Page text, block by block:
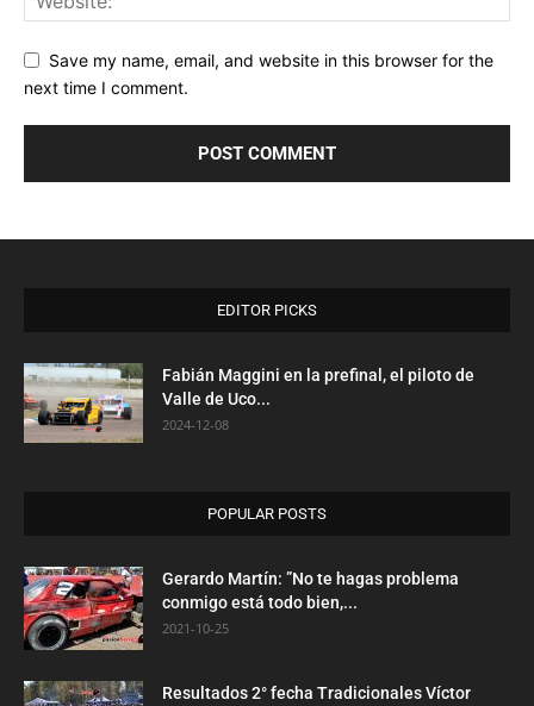
Save my name, email, and website in this browser for the
next time I comment.
EDITOR PICKS
Fabián Maggini en la prefinal, el piloto de
Valle de Uco...
2024-12-08
POPULAR POSTS
Gerardo Martín: ”No te hagas problema
conmigo está todo bien,...
2021-10-25
Resultados 2° fecha Tradicionales Víctor